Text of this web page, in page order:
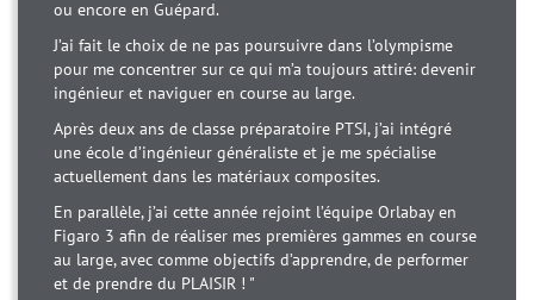
ou encore en Guépard.
J’ai fait le choix de ne pas poursuivre dans l’olympisme
pour me concentrer sur ce qui m’a toujours attiré: devenir
ingénieur et naviguer en course au large.
Après deux ans de classe préparatoire PTSI, j’ai intégré
une école d’ingénieur généraliste et je me spécialise
actuellement dans les matériaux composites.
En parallèle, j’ai cette année rejoint l’équipe Orlabay en
Figaro 3 afin de réaliser mes premières gammes en course
au large, avec comme objectifs d’apprendre, de performer
et de prendre du PLAISIR ! "